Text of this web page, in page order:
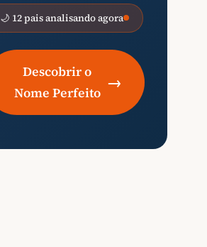
🌙 12 pais analisando agora
Descobrir o
Nome Perfeito
→